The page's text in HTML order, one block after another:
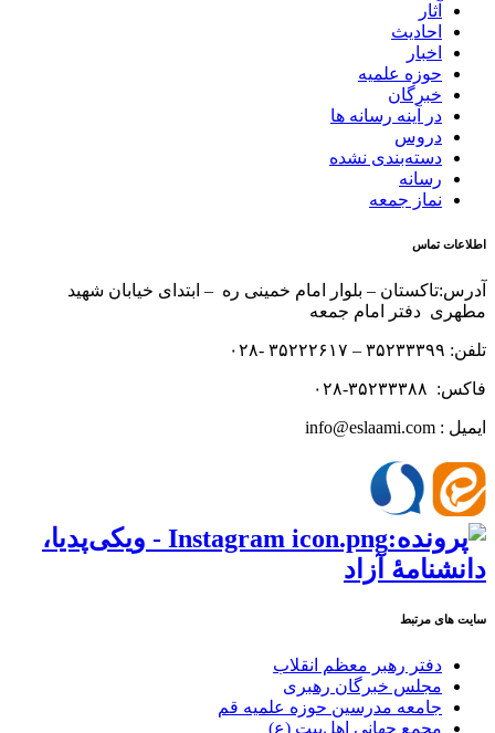
آثار
احادیث
اخبار
حوزه علمیه
خبرگان
در آینه رسانه ها
دروس
دسته‌بندی نشده
رسانه
نماز جمعه
اطلاعات تماس
آدرس:تاکستان – بلوار امام خمینی ره – ابتدای خیابان شهید
مطهری دفتر امام جمعه
تلفن: ۳۵۲۳۳۳۹۹ – ۳۵۲۲۲۶۱۷ -۰۲۸
فاکس: ۳۵۲۳۳۳۸۸-۰۲۸
ایمیل : info@eslaami.com
سایت های مرتبط
دفتر رهبر معظم انقلاب
مجلس خبرگان رهبری
جامعه مدرسین حوزه علمیه قم
مجمع جهانی اهل‌بیت (ع)